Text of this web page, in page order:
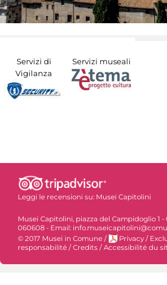
Servizi di
Vigilanza
Servizi museali
Leggi le recensioni su: Musei Capitolini
Musei Capitolini, piazza del Campidoglio 1 -
060608 - Email:
© 2017 Musei in Comune / Privacy /
responsabilité /Credits /Accessibilité du